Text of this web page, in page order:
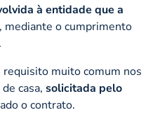
à entidade que a
, mediante o cumprimento
requisito muito comum nos
de casa, solicitada pelo
o contrato.